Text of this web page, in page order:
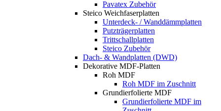
Pavatex Zubehör
Steico Weichfaserplatten
Unterdeck- / Wanddämmplatten
Putzträgerplatten
Trittschallplatten
Steico Zubehör
Dach- & Wandplatten (DWD)
Dekorative MDF-Platten
Roh MDF
Roh MDF im Zuschnitt
Grundierfolierte MDF
Grundierfolierte MDF im